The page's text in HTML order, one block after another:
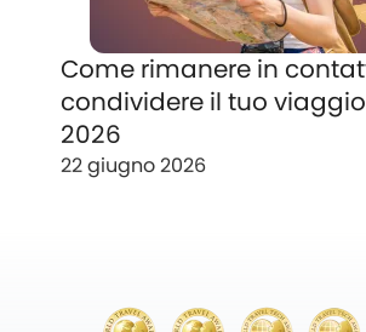
Come rimanere in
condividere il tuo viaggio
2026
22 giugno 2026